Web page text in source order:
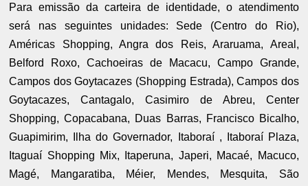
Para emissão da carteira de identidade, o atendimento
será nas seguintes unidades: Sede (Centro do Rio),
Américas Shopping, Angra dos Reis, Araruama, Areal,
Belford Roxo, Cachoeiras de Macacu, Campo Grande,
Campos dos Goytacazes (Shopping Estrada), Campos dos
Goytacazes, Cantagalo, Casimiro de Abreu, Center
Shopping, Copacabana, Duas Barras, Francisco Bicalho,
Guapimirim, Ilha do Governador, Itaboraí , Itaboraí Plaza,
Itaguaí Shopping Mix, Itaperuna, Japeri, Macaé, Macuco,
Magé, Mangaratiba, Méier, Mendes, Mesquita, São